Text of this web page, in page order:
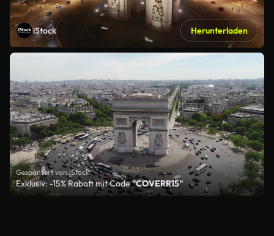
iStock Herunterladen
Gesponsert von iStock
Exklusiv: -15% Rabatt mit Code"COVERR15"